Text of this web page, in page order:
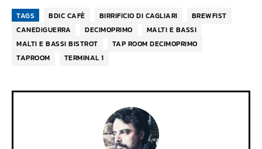
TAGS BDIC CAFÈ BIRRIFICIO DI CAGLIARI
BREWFIST
CANEDIGUERRA
DECIMOPRIMO
MALTI E BASSI
MALTI E BASSI BISTROT
TAP ROOM DECIMOPRIMO
TAPROOM
TERMINAL 1